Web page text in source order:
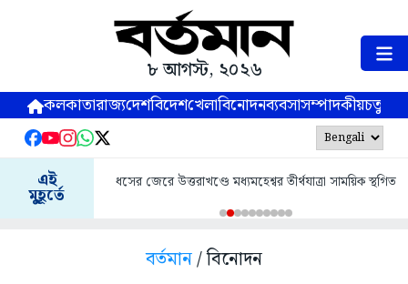
৮ আগস্ট, ২০২৬
কলকাতারাজ্যদেশবিদেশখেলাবিনোদনব্যবসাসম্পাদকীয়
এই
মুহূর্তে
ধসের জেরে উত্তরাখণ্ডে মধ্যমহেশ্বর তীর্থযাত্রা সাময়িক স্থগিত
বর্তমান/ বিনোদন